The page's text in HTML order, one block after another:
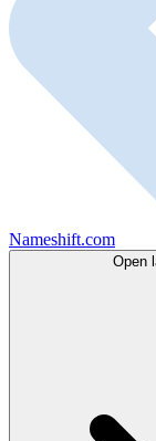
Nameshift.com
Open